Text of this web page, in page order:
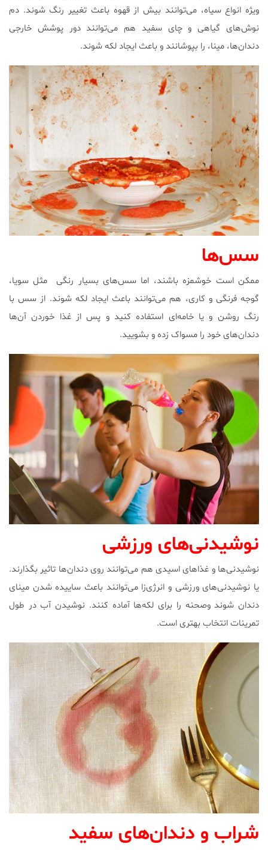
ویژه انواع سیاه، می‌توانند بیش از قهوه باعث تغییر رنگ شوند. دم
نوش‌های گیاهی و چای سفید هم می‌توانند دور پوشش خارجی
دندان‌ها، مینا، را بپوشانند و باعث ایجاد لکه شوند.
سس‌ها
ممکن است خوشمزه باشند، اما سس‌های بسیار رنگی مثل سویا،
گوجه فرنگی و کاری، هم می‌توانند باعث ایجاد لکه شوند. از سس با
رنگ روشن و یا خامه‌ای استفاده کنید و پس از غذا خوردن آن‌ها
دندان‌های خود را مسواک زده و بشویید.
نوشیدنی‌های ورزشی
نوشیدنی‌ها و غذاهای اسیدی هم می‌توانند روی دندان‌ها تاثیر بگذارند.
یا نوشیدنی‌های ورزشی و انرژی‌زا می‌توانند باعث ساییده شدن مینای
دندان شوند وصحنه را برای لکه‌ها آماده کنند. نوشیدن آب در طول
تمرینات انتخاب بهتری است.
شراب و دندان‌های سفید